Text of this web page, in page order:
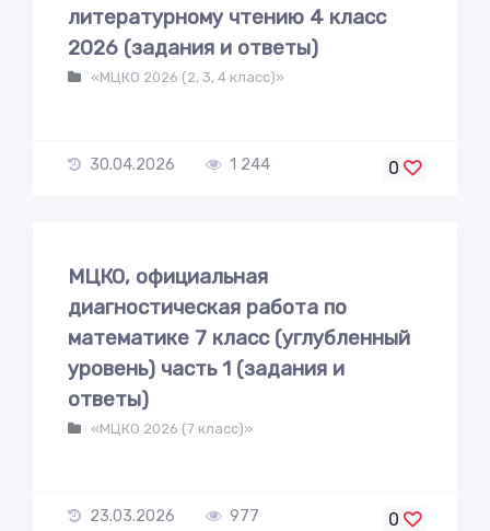
литературному чтению 4 класс
2026 (задания и ответы)
«МЦКО 2026 (2, 3, 4 класс)»
30.04.2026 1 244 0
МЦКО, официальная
диагностическая работа по
математике 7 класс (углубленный
уровень) часть 1 (задания и
ответы)
«МЦКО 2026 (7 класс)»
23.03.2026 977 0